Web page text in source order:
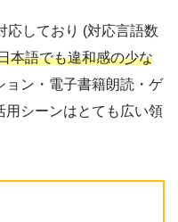
応しており (対応言語数
本語でも違和感の少な
ョン・電子書籍朗読・ゲ
用シーンはとても広い領